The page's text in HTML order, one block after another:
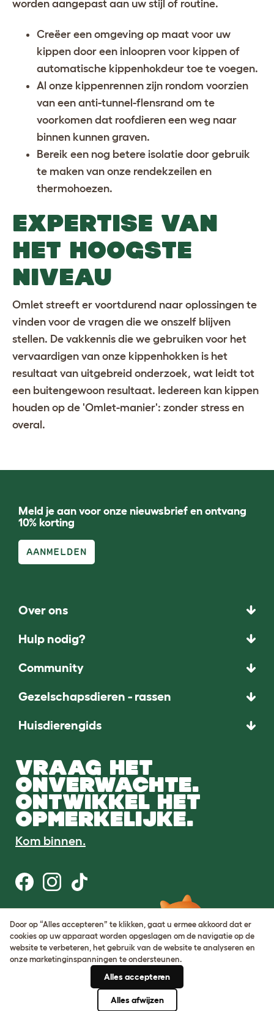
worden aangepast aan uw stijl of routine.
Creëer een omgeving op maat voor uw
kippen door een inloopren voor kippen of
automatische kippenhokdeur toe te voegen.
Al onze kippenrennen zijn rondom voorzien
van een anti-tunnel-flensrand om te
voorkomen dat roofdieren een weg naar
binnen kunnen graven.
Bereik een nog betere isolatie door gebruik
te maken van onze rendekzeilen en
thermohoezen.
EXPERTISE VAN
HET HOOGSTE
NIVEAU
Omlet streeft er voortdurend naar oplossingen te
vinden voor de vragen die we onszelf blijven
stellen. De vakkennis die we gebruiken voor het
vervaardigen van onze kippenhokken is het
resultaat van uitgebreid onderzoek, wat leidt tot
een buitengewoon resultaat. Iedereen kan kippen
houden op de 'Omlet-manier': zonder stress en
overal.
Meld je aan voor onze nieuwsbrief en ontvang
10% korting
AANMELDEN
Over ons
Hulp nodig?
Community
Gezelschapsdieren - rassen
Huisdierengids
VRAAG HET
ONVERWACHTE.
ONTWIKKEL HET
OPMERKELIJKE.
Kom binnen.
Gebruiksvoorwaarden
Cookie & privacybeleid
Cookie Settings
BTW-nummer: DE317631106
Door op “Alles accepteren” te klikken, gaat u ermee akkoord dat er
cookies op uw apparaat worden opgeslagen om de navigatie op de
website te verbeteren, het gebruik van de website te analyseren en
onze marketinginspanningen te ondersteunen.
Alles accepteren
Alles afwijzen